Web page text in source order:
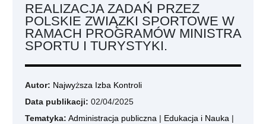
REALIZACJA ZADAŃ PRZEZ
POLSKIE ZWIĄZKI SPORTOWE W
RAMACH PROGRAMÓW MINISTRA
SPORTU I TURYSTYKI.
Autor: Najwyższa Izba Kontroli
Data publikacji: 02/04/2025
Tematyka: Administracja publiczna | Edukacja i Nauka |